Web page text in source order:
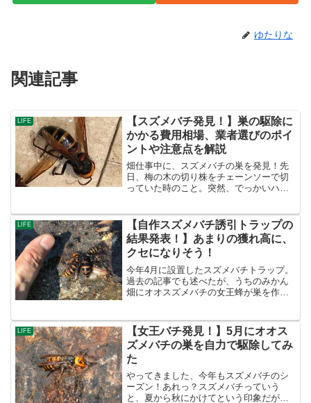
ゆたりな
関連記事
LIFE
【スズメバチ発見！】巣の駆除に
かかる費用相場、業者選びのポイ
ントや注意点を解説
畑仕事中に、スズメバチの巣を発見！先
日、梅の木の切り株をチェーンソーで切
っていた時のこと。突然、でっかいハチ
かったが、そのハチを観察していると、
ちょうどチェーンソ...
LIFE
【自作スズメバチ誘引トラップの
結果発表！】あまりの獲れ高に、
クセになりそう！
今年4月に設置したスズメバチトラップ。
過去の記事でも述べたが、うちのみかん
畑にオオスズメバチの女王蜂が巣を作り
ることができた。【過去のスズメバチ駆
除の記事】これを見落と...
LIFE
【女王バチ発見！】5月にオオス
ズメバチの巣を自力で駆除してみ
た
やってきました、今年もスズメバチのシ
ーズン！あれっ？スズメバチっていう
と、夏から秋にかけてという印象だが？